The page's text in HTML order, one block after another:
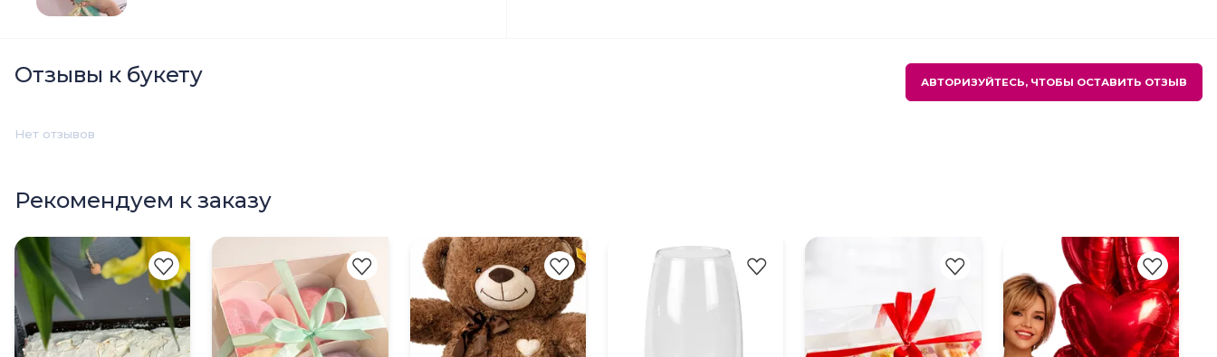
Отзывы к букету АВТОРИЗУЙТЕСЬ, ЧТОБЫ ОСТАВИТЬ ОТЗЫВ
Нет отзывов
Рекомендуем к заказу